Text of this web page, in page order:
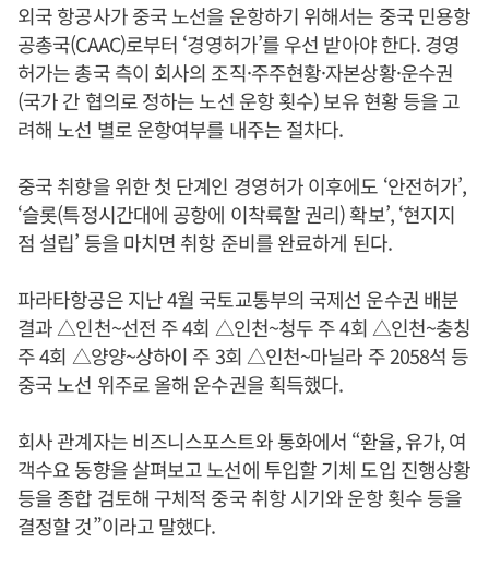
외국 항공사가 중국 노선을 운항하기 위해서는 중국 민용항
공총국(CAAC)로부터 ‘경영허가’를 우선 받아야 한다. 경영
허가는 총국 측이 회사의 조직·주주현황·자본상황·운수권
(국가 간 협의로 정하는 노선 운항 횟수) 보유 현황 등을 고
려해 노선 별로 운항여부를 내주는 절차다.
중국 취항을 위한 첫 단계인 경영허가 이후에도 ‘안전허가’,
‘슬롯(특정시간대에 공항에 이착륙할 권리) 확보’, ‘현지지
점 설립’ 등을 마치면 취항 준비를 완료하게 된다.
파라타항공은 지난 4월 국토교통부의 국제선 운수권 배분
결과 △인천~선전 주 4회 △인천~청두 주 4회 △인천~충칭
주 4회 △양양~상하이 주 3회 △인천~마닐라 주 2058석 등
중국 노선 위주로 올해 운수권을 획득했다.
회사 관계자는 비즈니스포스트와 통화에서 “환율, 유가, 여
객수요 동향을 살펴보고 노선에 투입할 기체 도입 진행상황
등을 종합 검토해 구체적 중국 취항 시기와 운항 횟수 등을
결정할 것”이라고 말했다.